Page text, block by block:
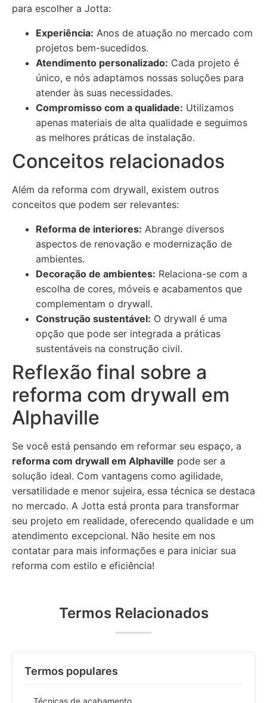
para escolher a Jotta:
Experiência: Anos de atuação no mercado com
projetos bem-sucedidos.
Atendimento personalizado: Cada projeto é
único, e nós adaptamos nossas soluções para
atender às suas necessidades.
Compromisso com a qualidade: Utilizamos
apenas materiais de alta qualidade e seguimos
as melhores práticas de instalação.
Conceitos relacionados
Além da reforma com drywall, existem outros
conceitos que podem ser relevantes:
Reforma de interiores: Abrange diversos
aspectos de renovação e modernização de
ambientes.
Decoração de ambientes: Relaciona-se com a
escolha de cores, móveis e acabamentos que
complementam o drywall.
Construção sustentável: O drywall é uma
opção que pode ser integrada a práticas
sustentáveis na construção civil.
Reflexão final sobre a
reforma com drywall em
Alphaville
Se você está pensando em reformar seu espaço, a
reforma com drywall em Alphaville pode ser a
solução ideal. Com vantagens como agilidade,
versatilidade e menor sujeira, essa técnica se destaca
no mercado. A Jotta está pronta para transformar
seu projeto em realidade, oferecendo qualidade e um
atendimento excepcional. Não hesite em nos
contatar para mais informações e para iniciar sua
reforma com estilo e eficiência!
Termos Relacionados
Termos populares
Técnicas de acabamento